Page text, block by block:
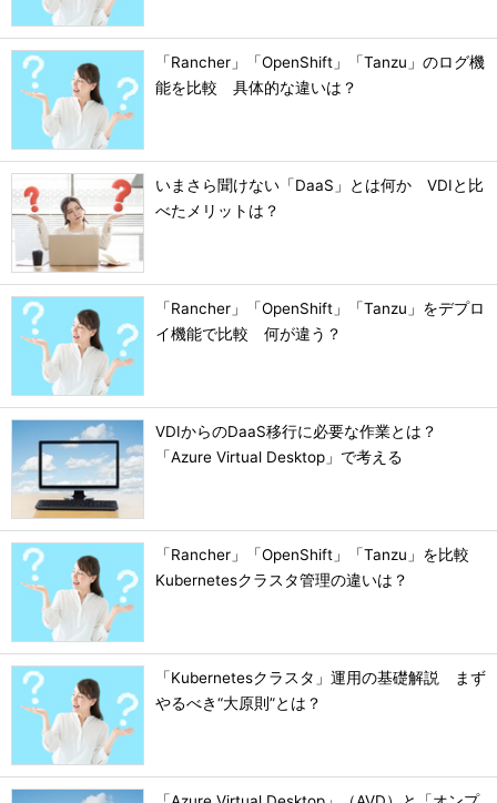
「Rancher」「OpenShift」「Tanzu」のログ機
能を比較 具体的な違いは？
いまさら聞けない「DaaS」とは何か VDIと比
べたメリットは？
「Rancher」「OpenShift」「Tanzu」をデプロ
イ機能で比較 何が違う？
VDIからのDaaS移行に必要な作業とは？
「Azure Virtual Desktop」で考える
「Rancher」「OpenShift」「Tanzu」を比較
Kubernetesクラスタ管理の違いは？
「Kubernetesクラスタ」運用の基礎解説 まず
やるべき“大原則”とは？